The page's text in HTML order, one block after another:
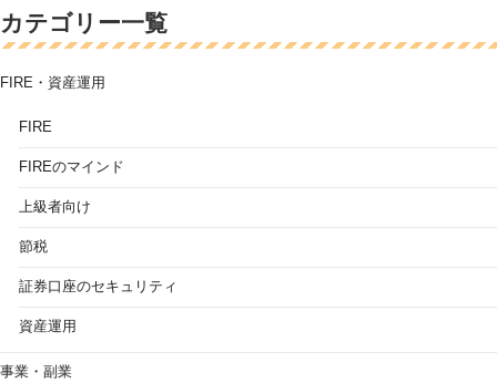
カテゴリー一覧
FIRE・資産運用
FIRE
FIREのマインド
上級者向け
節税
証券口座のセキュリティ
資産運用
事業・副業